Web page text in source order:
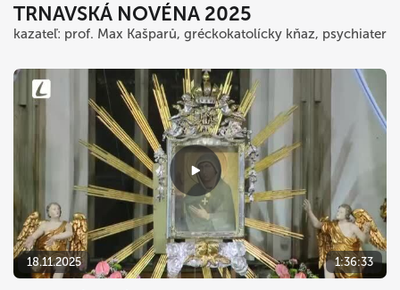
TRNAVSKÁ NOVÉNA 2025
kazateľ: prof. Max Kašparů, gréckokatolícky kňaz, psychiater
18.11.2025 1:36:33